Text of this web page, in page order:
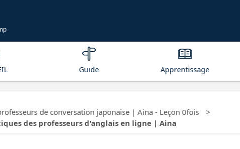
Guide Apprentissage
de conversation japonaise | Aina - Leçon 0fois
des professeurs d'anglais en ligne | Aina